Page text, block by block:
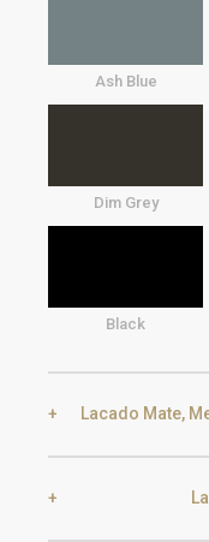
Ash Blue
Dim Grey
Black
Lacado Mate,